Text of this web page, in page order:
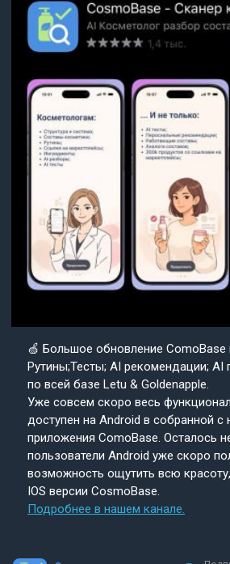
🍏 Большое обновление ComoBase
Рутины;Тесты; AI рекомендации; AI
по всей базе Letu & Goldenapple.
Уже совсем скоро весь
доступен на Android в собранной с
приложения ComoBase. Осталось
пользователи Android уже скоро
возможность ощутить всю
IOS версии CosmoBase.
Подробнее в нашем канале.